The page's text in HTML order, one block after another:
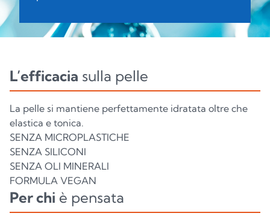
L’efficacia sulla pelle
La pelle si mantiene perfettamente idratata oltre che
elastica e tonica.
SENZA MICROPLASTICHE
SENZA SILICONI
SENZA OLI MINERALI
FORMULA VEGAN
Per chi è pensata